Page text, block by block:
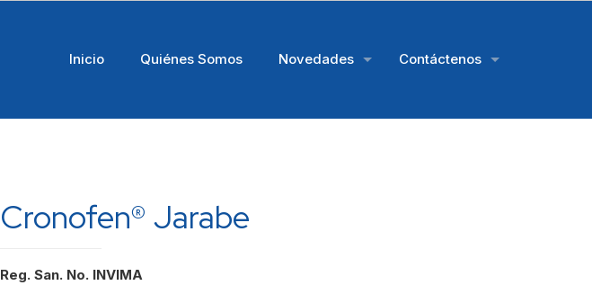
Inicio Quiénes Somos Novedades Contáctenos
Cronofen® Jarabe
Reg. San. No. INVIMA